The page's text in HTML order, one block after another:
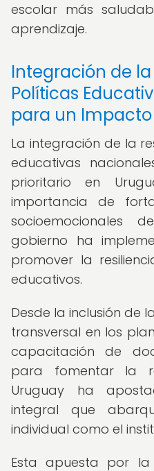
escolar más
aprendizaje.
Integración de
Políticas
para un Impacto
La integración de la
educativas
prioritario en
importancia de
socioemocionales
gobierno ha
promover la
educativos.
Desde la inclusión de
transversal en los
capacitación de
para fomentar la
Uruguay ha
integral que
individual como el
Esta apuesta por la